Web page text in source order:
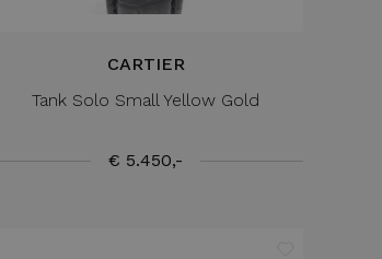
CARTIER
Tank Solo Small Yellow Gold
€ 5.450,-